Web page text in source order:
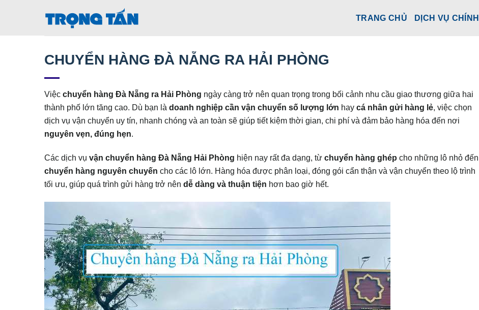
TRANG CHỦ DỊCH VỤ CHÍNH
CHUYỂN HÀNG ĐÀ NẴNG RA HẢI PHÒNG
Việc chuyển hàng Đà Nẵng ra Hải Phòng ngày càng trở nên quan trọng trong bối cảnh nhu cầu giao thương giữa hai
thành phố lớn tăng cao. Dù bạn là doanh nghiệp cần vận chuyển số lượng lớn hay cá nhân gửi hàng lẻ, việc chọn
dịch vụ vận chuyển uy tín, nhanh chóng và an toàn sẽ giúp tiết kiệm thời gian, chi phí và đảm bảo hàng hóa đến nơi
nguyên vẹn, đúng hẹn.
Các dịch vụ vận chuyển hàng Đà Nẵng Hải Phòng hiện nay rất đa dạng, từ chuyển hàng ghép cho những lô nhỏ đến
chuyển hàng nguyên chuyến cho các lô lớn. Hàng hóa được phân loại, đóng gói cẩn thận và vận chuyển theo lộ trình
tối ưu, giúp quá trình gửi hàng trở nên dễ dàng và thuận tiện hơn bao giờ hết.